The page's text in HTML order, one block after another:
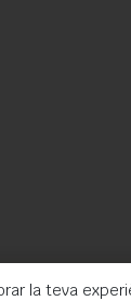
la teva